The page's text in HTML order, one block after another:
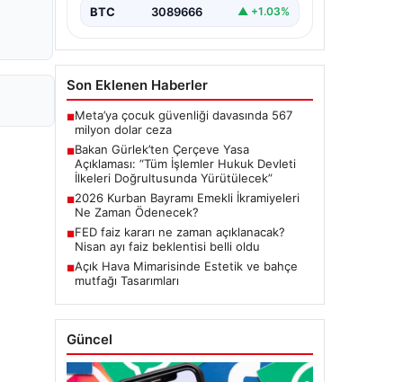
Meclis'te kabul…
BTC 3089666 ▲ +1.03%
Son Eklenen Haberler
■Meta’ya çocuk güvenliği davasında 567
milyon dolar ceza
■Bakan Gürlek’ten Çerçeve Yasa
Açıklaması: “Tüm İşlemler Hukuk Devleti
İlkeleri Doğrultusunda Yürütülecek”
■2026 Kurban Bayramı Emekli İkramiyeleri
Ne Zaman Ödenecek?
■FED faiz kararı ne zaman açıklanacak?
Nisan ayı faiz beklentisi belli oldu
■Açık Hava Mimarisinde Estetik ve bahçe
mutfağı Tasarımları
Güncel